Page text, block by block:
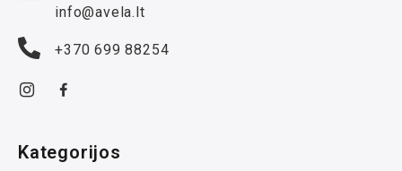
info@avela.lt
+370 699 88254
Kategorijos